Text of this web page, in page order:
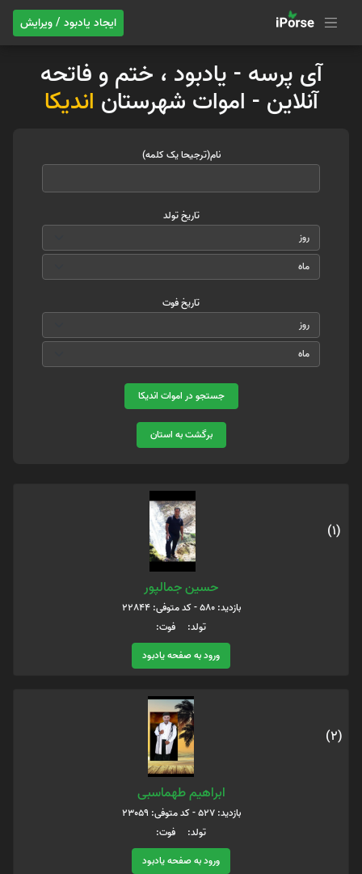
ایجاد یادبود / ویرایش
آی پرسه - یادبود ، ختم و فاتحه
آنلاین - اموات شهرستان اندیکا
نام(ترجیحا یک کلمه)
تاریخ تولد
تاریخ فوت
جستجو در اموات اندیکا
برگشت به استان
(1)
حسین جمالپور
بازدید: 580 - کد متوفی: 22844
تولد: فوت:
ورود به صفحه یادبود
(2)
ابراهیم طهماسبی
بازدید: 527 - کد متوفی: 23059
تولد: فوت:
ورود به صفحه یادبود